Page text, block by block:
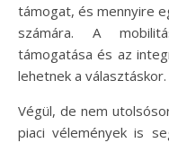
támogat, és mennyire
számára. A
támogatása és az
lehetnek a választáskor.
Végül, de nem
piaci vélemények is